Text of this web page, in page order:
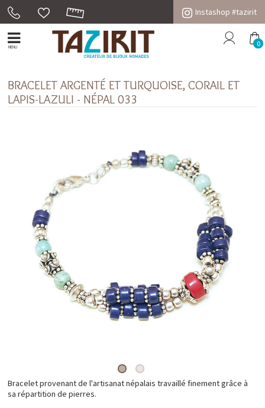
Instashop #tazirit
MENU 0
BRACELET ARGENTÉ ET TURQUOISE, CORAIL ET
LAPIS-LAZULI - NÉPAL 033
Bracelet provenant de l'artisanat népalais travaillé finement grâce à
sa répartition de pierres.